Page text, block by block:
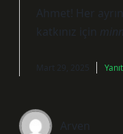
Ahmet! Her
katkınız için
Mart 29, 2025
Arven